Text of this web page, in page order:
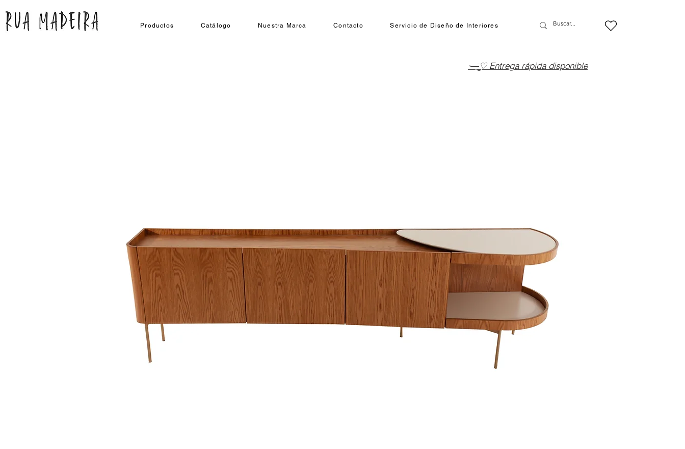
Productos Catálogo Nuestra Marca Contacto Servicio de Diseño de Interiores
·—̳͟͞͞♡ Entrega rápida disponible